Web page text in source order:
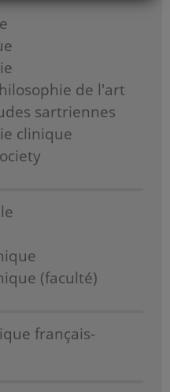
de l'art
sartriennes
clinique
(faculté)
français-